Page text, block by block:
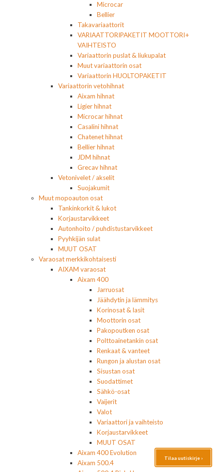
Microcar
Bellier
Takavariaattorit
VARIAATTORIPAKETIT MOOTTORI+
VAIHTEISTO
Variaattorin puslat & liukupalat
Muut variaattorin osat
Variaattorin HUOLTOPAKETIT
Variaattorin vetohihnat
Aixam hihnat
Ligier hihnat
Microcar hihnat
Casalini hihnat
Chatenet hihnat
Bellier hihnat
JDM hihnat
Grecav hihnat
Vetonivelet / akselit
Suojakumit
Muut mopoauton osat
Tankinkorkit & lukot
Korjaustarvikkeet
Autonhoito / puhdistustarvikkeet
Pyyhkijän sulat
MUUT OSAT
Varaosat merkkikohtaisesti
AIXAM varaosat
Aixam 400
Jarruosat
Jäähdytin ja lämmitys
Korinosat & lasit
Moottorin osat
Pakopoutken osat
Polttoainetankin osat
Renkaat & vanteet
Rungon ja alustan osat
Sisustan osat
Suodattimet
Sähkö-osat
Vaijerit
Valot
Variaattori ja vaihteisto
Korjaustarvikkeet
MUUT OSAT
Aixam 400 Evolution
Aixam 500.4
Tilaa uutiskirje ›